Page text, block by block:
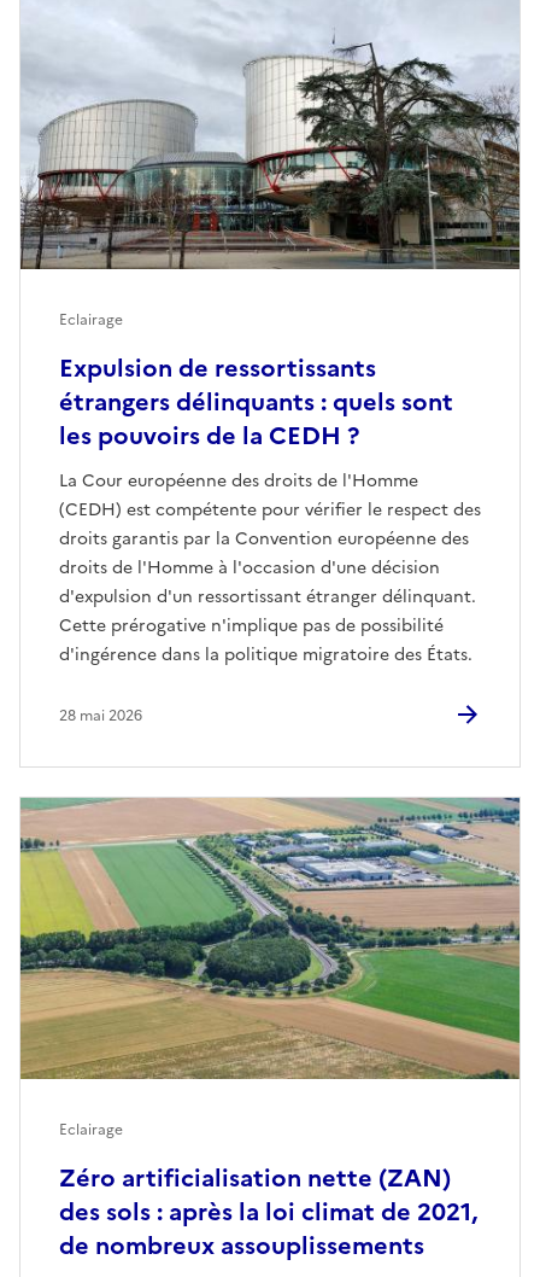
Expulsion de ressortissants
étrangers délinquants : quels sont
les pouvoirs de la CEDH ?
La Cour européenne des droits de l'Homme
(CEDH) est compétente pour vérifier le respect des
droits garantis par la Convention européenne des
droits de l'Homme à l'occasion d'une décision
d'expulsion d'un ressortissant étranger délinquant.
Cette prérogative n'implique pas de possibilité
d'ingérence dans la politique migratoire des États.
Eclairage
28 mai 2026
Zéro artificialisation nette (ZAN)
des sols : après la loi climat de 2021,
de nombreux assouplissements
Eclairage